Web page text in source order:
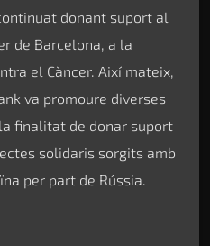
donant suport al
de Barcelona, a la
el Càncer. Així mateix,
va promoure diverses
finalitat de donar suport
solidaris sorgits amb
per part de Rússia.